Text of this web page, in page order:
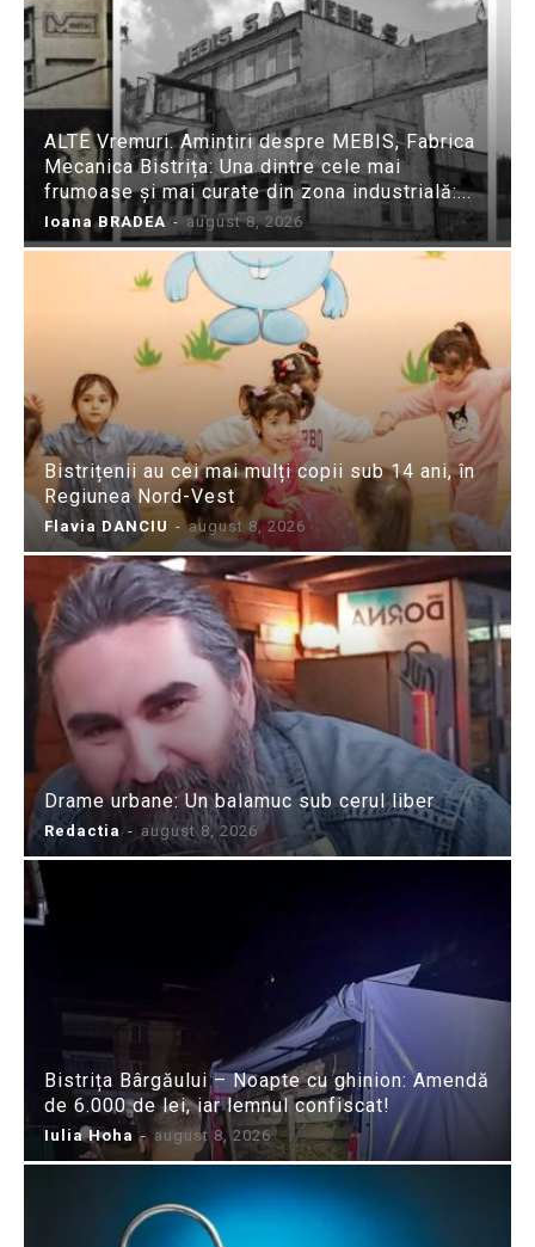
ALTE Vremuri. Amintiri despre MEBIS, Fabrica
Mecanica Bistrița: Una dintre cele mai
frumoase și mai curate din zona industrială:...
Ioana BRADEA - august 8, 2026
Bistrițenii au cei mai mulți copii sub 14 ani, în
Regiunea Nord-Vest
Flavia DANCIU - august 8, 2026
Drame urbane: Un balamuc sub cerul liber
Redactia - august 8, 2026
Bistrița Bârgăului – Noapte cu ghinion: Amendă
de 6.000 de lei, iar lemnul confiscat!
Iulia Hoha - august 8, 2026